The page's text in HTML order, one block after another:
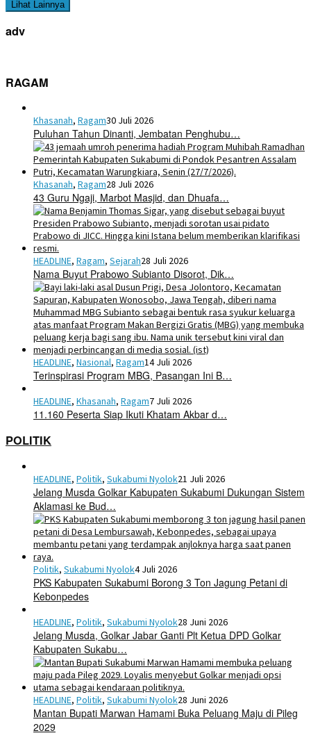
Lihat Lainnya
adv
RAGAM
Khasanah, Ragam30 Juli 2026
Puluhan Tahun Dinanti, Jembatan Penghubu…
Khasanah, Ragam28 Juli 2026
43 Guru Ngaji, Marbot Masjid, dan Dhuafa…
HEADLINE, Ragam, Sejarah28 Juli 2026
Nama Buyut Prabowo Subianto Disorot, Dik…
HEADLINE, Nasional, Ragam14 Juli 2026
Terinspirasi Program MBG, Pasangan Ini B…
HEADLINE, Khasanah, Ragam7 Juli 2026
11.160 Peserta Siap Ikuti Khatam Akbar d…
POLITIK
HEADLINE, Politik, Sukabumi Nyolok21 Juli 2026
Jelang Musda Golkar Kabupaten Sukabumi Dukungan Sistem
Aklamasi ke Bud…
Politik, Sukabumi Nyolok4 Juli 2026
PKS Kabupaten Sukabumi Borong 3 Ton Jagung Petani di
Kebonpedes
HEADLINE, Politik, Sukabumi Nyolok28 Juni 2026
Jelang Musda, Golkar Jabar Ganti Plt Ketua DPD Golkar
Kabupaten Sukabu…
HEADLINE, Politik, Sukabumi Nyolok28 Juni 2026
Mantan Bupati Marwan Hamami Buka Peluang Maju di Pileg
2029